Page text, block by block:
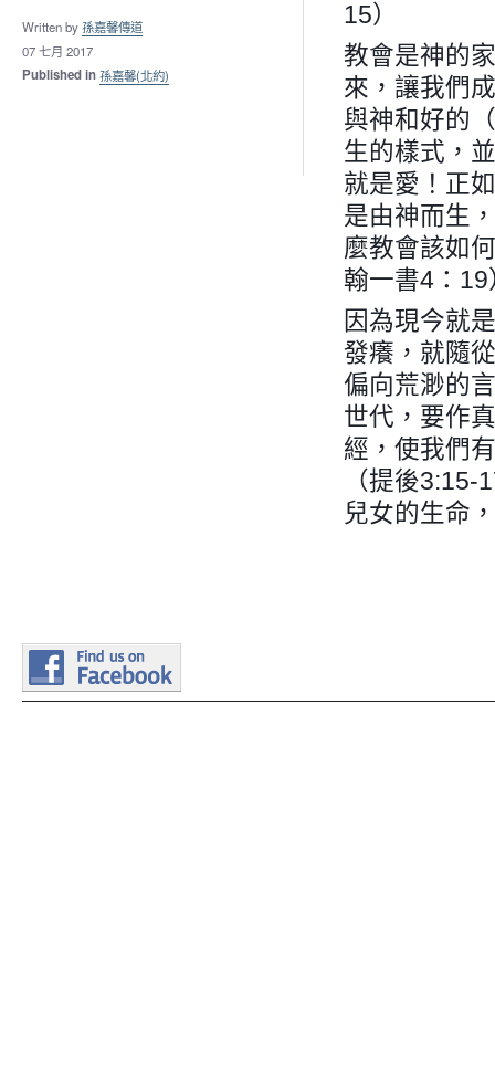
Written by孫嘉馨傳道
07 七月 2017
Published in孫嘉馨(北約)
15）
教會是神的
來，讓我們
與神和好的
生的樣式，
就是愛！正
是由神而生
麼教會該如
翰一書4：19
因為現今就
發癢，就隨
偏向荒渺的
世代，要作
經，使我們
（提後
兒女的生命